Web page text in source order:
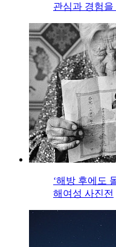
관심과 경험
‘해방 후에도
해여성 사진전